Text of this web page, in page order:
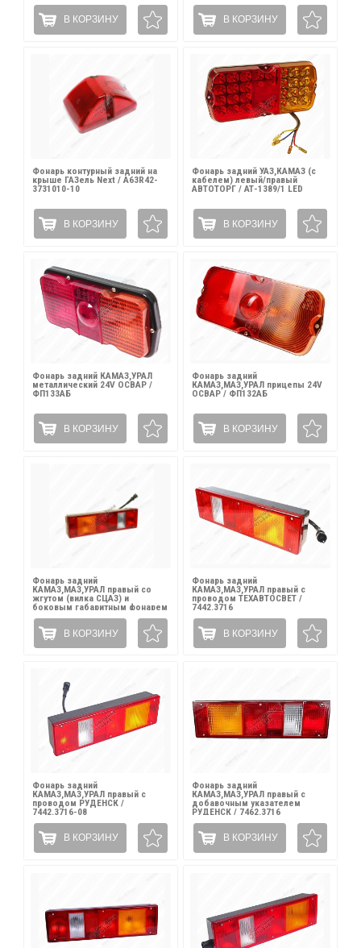
В КОРЗИНУ
В КОРЗИНУ
Фонарь контурный задний на
крыше ГАЗель Next / A63R42-
3731010-10
В КОРЗИНУ
Фонарь задний УАЗ,КАМАЗ (с
кабелем) левый/правый
АВТОТОРГ / АТ-1389/1 LED
В КОРЗИНУ
Фонарь задний КАМАЗ,УРАЛ
металлический 24V ОСВАР /
ФП133АБ
В КОРЗИНУ
Фонарь задний
КАМАЗ,МАЗ,УРАЛ прицепы 24V
ОСВАР / ФП132АБ
В КОРЗИНУ
Фонарь задний
КАМАЗ,МАЗ,УРАЛ правый со
жгутом (вилка СЦАЗ) и
боковым габаритным фонарем
РУДЕНСК / 7442.3716-10
В КОРЗИНУ
Фонарь задний
КАМАЗ,МАЗ,УРАЛ правый с
проводом ТЕХАВТОСВЕТ /
7442.3716
В КОРЗИНУ
Фонарь задний
КАМАЗ,МАЗ,УРАЛ правый с
проводом РУДЕНСК /
7442.3716-08
В КОРЗИНУ
Фонарь задний
КАМАЗ,МАЗ,УРАЛ правый с
добавочным указателем
РУДЕНСК / 7462.3716
В КОРЗИНУ